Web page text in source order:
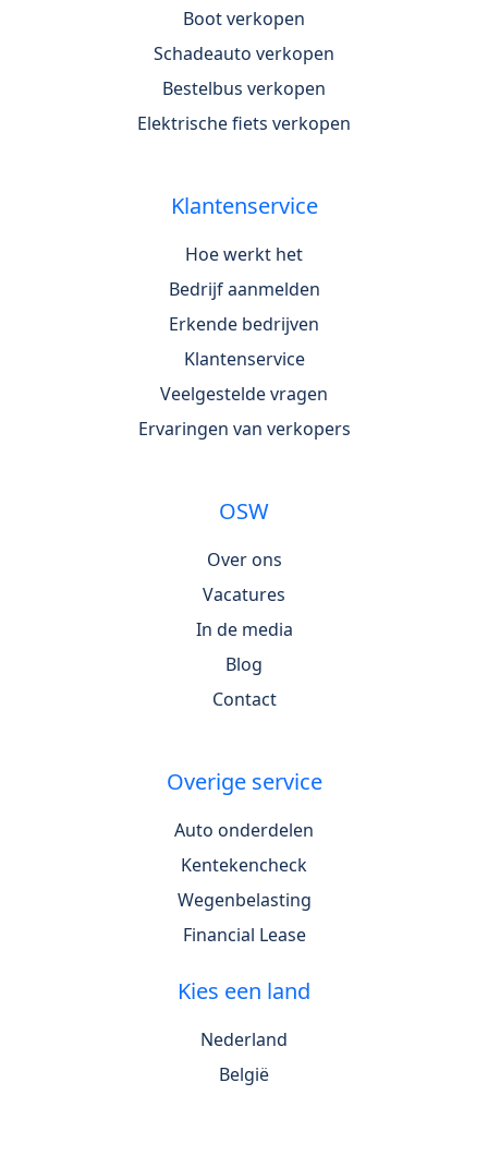
Boot verkopen
Schadeauto verkopen
Bestelbus verkopen
Elektrische fiets verkopen
Klantenservice
Hoe werkt het
Bedrijf aanmelden
Erkende bedrijven
Klantenservice
Veelgestelde vragen
Ervaringen van verkopers
OSW
Over ons
Vacatures
In de media
Blog
Contact
Overige service
Auto onderdelen
Kentekencheck
Wegenbelasting
Financial Lease
Kies een land
Nederland
België